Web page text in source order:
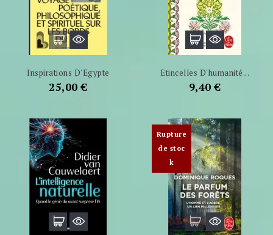
Inspirations D'Egypte
Prix
25,00 €
Etincelles D'humanité...
Prix
9,40 €
Rupture
de stoc
k